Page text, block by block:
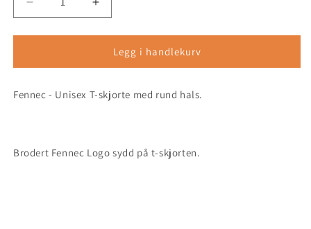
antallet
for
-
T-
hals
Øk
antallet
for
Fennec
-
T-
hals
Legg i handlekurv
Fennec - Unisex T-skjorte med rund hals.
Brodert Fennec Logo sydd på t-skjorten.